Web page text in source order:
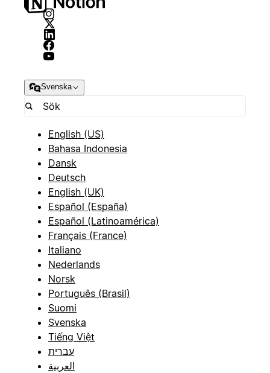
Svenska
English (US)
Bahasa Indonesia
Dansk
Deutsch
English (UK)
Español (España)
Español (Latinoamérica)
Français (France)
Italiano
Nederlands
Norsk
Português (Brasil)
Suomi
Svenska
Tiếng Việt
עברית
العربية